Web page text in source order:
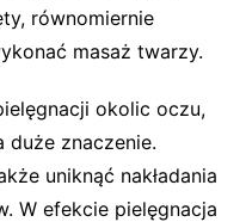
równomiernie
masaż twarzy.
okolic oczu,
duże znaczenie.
uniknąć nakładania
W efekcie pielęgnacja